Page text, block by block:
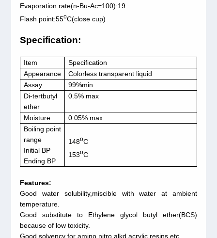
Evaporation rate(n-Bu-Ac=100):19
Flash point:55oC(close cup)
Specification:
Item
Specification
Appearance
Colorless transparent liquid
Assay
99%min
Di-tertbutyl
ether
0.5% max
Moisture
0.05% max
Boiling point
range
Initial BP
Ending BP
148oC
153oC
Features:
Good water solubility,miscible with water at ambient
temperature.
Good substitute to Ethylene glycol butyl ether(BCS)
because of low toxicity.
Good solvency for amino,nitro,alkd,acrylic resins etc.